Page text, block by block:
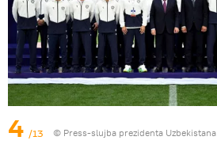
4 /13 © Press-slujba prezidenta Uzbekistana